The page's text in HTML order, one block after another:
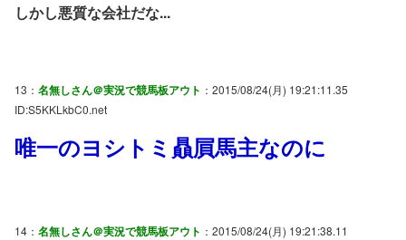
しかし悪質な会社だな...
13： 名無しさん＠実況で競馬板アウト ：2015/08/24(月) 19:21:11.35
ID:S5KKLkbC0.net
唯一のヨシトミ贔屓馬主なのに
14： 名無しさん＠実況で競馬板アウト ：2015/08/24(月) 19:21:38.11